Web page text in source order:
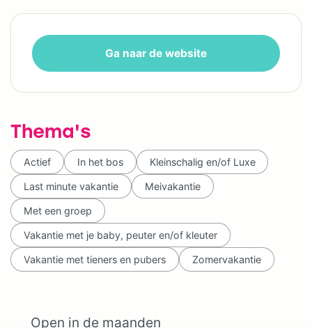
Open in de maanden
Ga naar de website
Thema's
Actief In het bos Kleinschalig en/of Luxe
Last minute vakantie Meivakantie
Met een groep
Vakantie met je baby, peuter en/of kleuter
Vakantie met tieners en pubers Zomervakantie